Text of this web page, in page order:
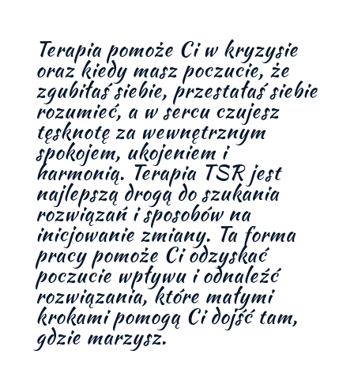
Terapia pomoże Ci w kryzysie
oraz kiedy masz poczucie, że
zgubiłaś siebie, przestałaś siebie
rozumieć, a w sercu czujesz
tęsknotę za wewnętrznym
spokojem, ukojeniem i
harmonią. Terapia TSR jest
najlepszą drogą do szukania
rozwiązań i sposobów na
inicjowanie zmiany. Ta forma
pracy pomoże Ci odzyskać
poczucie wpływu i odnaleźć
rozwiązania, które małymi
krokami pomogą Ci dojść tam,
gdzie marzysz.